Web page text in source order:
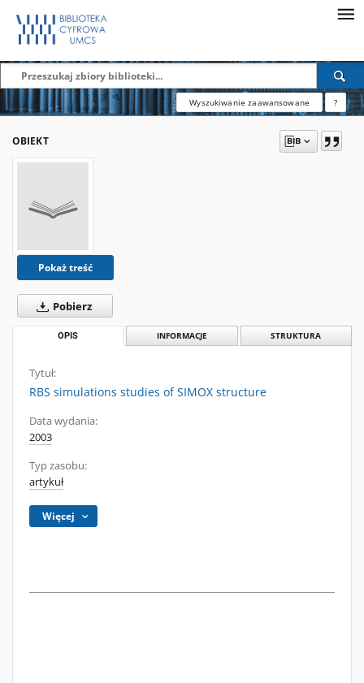
Wyszukiwanie zaawansowane ?
OBIEKT
Pokaż treść
Pobierz
OPIS INFORMACJE STRUKTURA
Tytuł:
RBS simulations studies of SIMOX structure
Data wydania:
2003
Typ zasobu:
artykuł
Więcej